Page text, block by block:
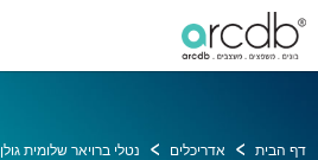
דף הבית אדריכלים נטלי ברויאר שלומית גולן